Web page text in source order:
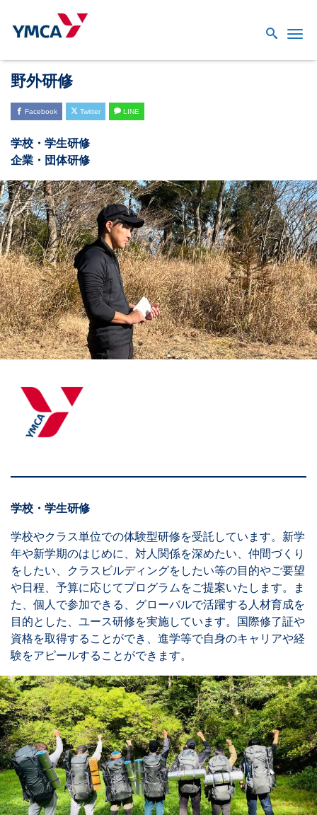
野外研修
Facebook Twitter LINE
学校・学生研修
企業・団体研修
学校・学生研修
学校やクラス単位での体験型研修を受託しています。新学
年や新学期のはじめに、対人関係を深めたい、仲間づくり
をしたい、クラスビルディングをしたい等の目的やご要望
や日程、予算に応じてプログラムをご提案いたします。ま
た、個人で参加できる、グローバルで活躍する人材育成を
目的とした、ユース研修を実施しています。国際修了証や
資格を取得することができ、進学等で自身のキャリアや経
験をアピールすることができます。